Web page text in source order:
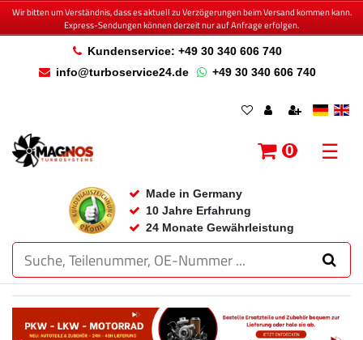
Wir bitten um Verständnis, dass es aktuell zu Verzögerungen beim Versand kommen kann.
Express-Sendungen können derzeit nur auf Anfrage erfolgen.
Kundenservice: +49 30 340 606 740
info@turboservice24.de
+49 30 340 606 740
Made in Germany
10 Jahre Erfahrung
24 Monate Gewährleistung
0 ☰